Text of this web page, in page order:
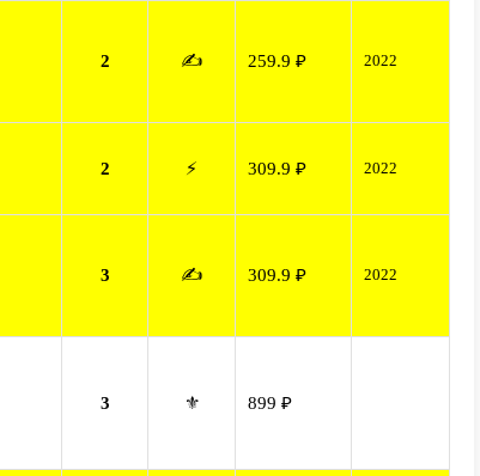
2 ✍️ 259.9 ₽ 2022
2 ⚡ 309.9 ₽ 2022
3 ✍️ 309.9 ₽ 2022
3 ⚜️ 899 ₽